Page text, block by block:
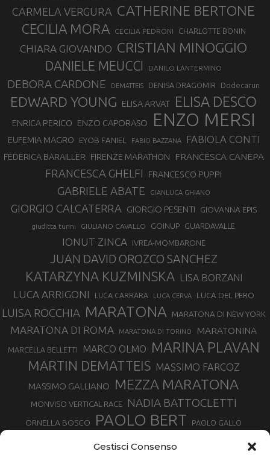
Gestisci Consenso
CARMELA VERGURA CATHERINE BERTONE
CECILIA MORA CECILIA PEDRONI CHARLOTTE BONIN
CHIARA GIOVANDO CRISTIAN MINOGGIO
DANIELE MEUCCI DANILO LANTERMINO
DEBORA CARDONE DEMATTEIS DENISA DRAGOMIR Dodecarun
EDWARD YOUNG ELISA ARVAT ELISA DESCO
ENRICA PERICO ENZO CAPORASO ENZO MERSI
EUFEMIA MAGRO EYOB FANIEL FABIO BAZZANA FABIOLA CONTI
FEDERICA BARAILLER FIRENZE MARATHON FRANCESCA CANEPA
FRANCESCA GHELFI FRANCESCO PUPPI
GABRIELE ABATE GIANLUCA GHIANO
GIORGIO CALCATERRA GIORGIO PESENTI GIOVANNA EPIS
giuditta turini GIULIANO CAVALLO GOINUP GUARDAVALLE
IONUT ZINCA IVREA-MOMBARONE
JUAN DAVID OROZCO SANCHEZ
KATARZYNA KUZMINSKA LISA BORZANI
LUCA ARRIGONI LUCA CARRARA LUCA CERVA LUCA DEL PERO
LUISA ROCCHIA MARATONA MARATONA DI NEW YORK
MARATONA DI ROMA MARATONA DI TORINO MARATONINA
MARCELLA BELLETTI MARCO OLMO MARINA PLAVAN
MARTIN DEMATTEIS MASSIMO FARCOZ
MASSIMO GALLIANO MEZZA MARATONA
MONVISO VERTICAL RACE NADIA BATTOCLETTI
ORNELLA BOSCO PAOLO BERT PAOLO GALLO